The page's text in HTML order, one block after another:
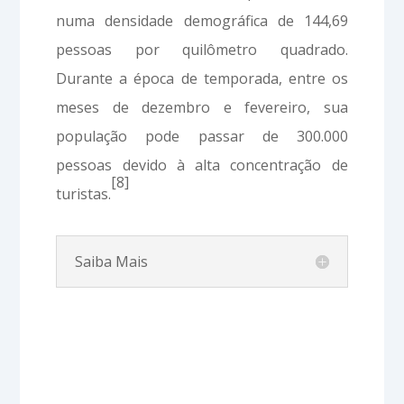
numa densidade demográfica de 144,69
pessoas por quilômetro quadrado.
Durante a época de temporada, entre os
meses de dezembro e fevereiro, sua
população pode passar de 300.000
pessoas devido à alta concentração de
turistas.
[8]
Saiba Mais